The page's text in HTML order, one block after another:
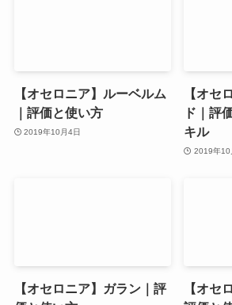
【オセロニア】ルーベルム
｜評価と使い方
2019年10月4日
【オセ
ド｜評
キル
2019年10
【オセロニア】ガラン｜評
【オセ